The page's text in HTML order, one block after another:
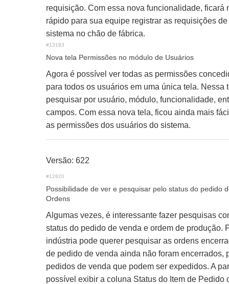
requisição. Com essa nova funcionalidade, ficará
rápido para sua equipe registrar as requisições
sistema no chão de fábrica.
#13183
Nova tela Permissões no módulo de Usuários
Agora é possível ver todas as permissões
para todos os usuários em uma única tela. Nessa
pesquisar por usuário, módulo, funcionalidade,
campos. Com essa nova tela, ficou ainda mais
as permissões dos usuários do sistema.
Versão: 622
#12820
Possibilidade de ver e pesquisar pelo status do pedido
Ordens
Algumas vezes, é interessante fazer pesquisas
status do pedido de venda e ordem de produção.
indústria pode querer pesquisar as ordens
de pedido de venda ainda não foram encerrados,
pedidos de venda que podem ser expedidos. A
possível exibir a coluna Status do Item de Pedido